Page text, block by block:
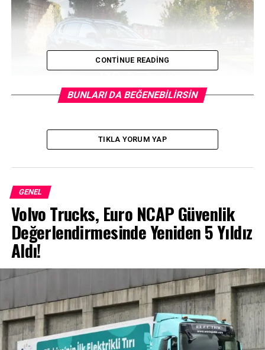
gerçek bir SUV olanYeni Citroën C5 Aircross SUV
327.000TL’den
başlayan fiyatlarla ve seçili modellerde
CONTINUE READING
BUNLARI DA BEĞENEBILIRSIN
TIKLA YORUM YAP
GENEL
Volvo Trucks, Euro NCAP Güvenlik
Değerlendirmesinde Yeniden 5 Yıldız
Aldı!